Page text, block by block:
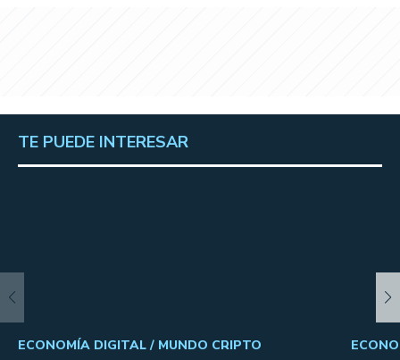
TE PUEDE INTERESAR
ECONOMÍA DIGITAL / MUNDO CRIPTO